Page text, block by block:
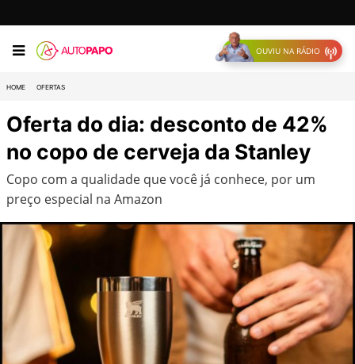
OUVIU NA RÁDIO
HOME OFERTAS
Oferta do dia: desconto de 42%
no copo de cerveja da Stanley
Copo com a qualidade que você já conhece, por um
preço especial na Amazon